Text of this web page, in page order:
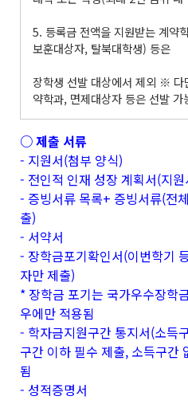
5. 등록금 전액을 지원받는 계약
보훈대상자, 탈북대학생) 등은
장학생 선발 대상에서 제외 ※ 다
약학과, 면제대상자 등은 선발 가
○ 제출 서류
- 지원서(첨부 양식)
- 전인적 인재 성장 계획서(지
- 증빙서류 목록+ 증빙서류(전
출)
- 서약서
- 장학금포기확인서(이번학기
자만 제출)
* 장학금 포기는 국가우수장학
우에만 적용됨
- 학자금지원구간 통지서(소득
구간 이하 필수 제출, 소득구간
됨
- 성적증명서